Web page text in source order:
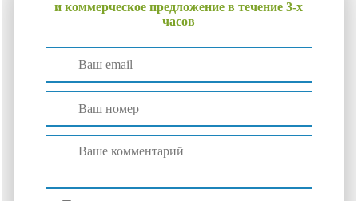
и коммерческое предложение в течение 3-х
часов